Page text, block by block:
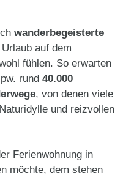
wanderbegeisterte
auf dem
fühlen. So erwarten
rund 40.000
, von denen viele
und reizvollen
Ferienwohnung in
möchte, dem stehen